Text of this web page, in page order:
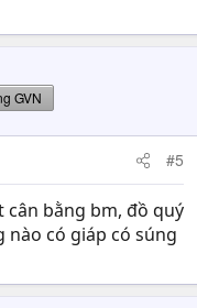
GVN
#5
cân bằng bm, đồ quý
có giáp có súng